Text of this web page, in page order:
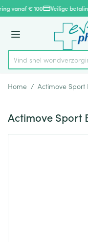
Ga naar de inhoud
1 van 1
vanaf € 100 Veilige
Menu
Product, merk,
Vind snel
Home / Actimove Sport
Actimove Sport